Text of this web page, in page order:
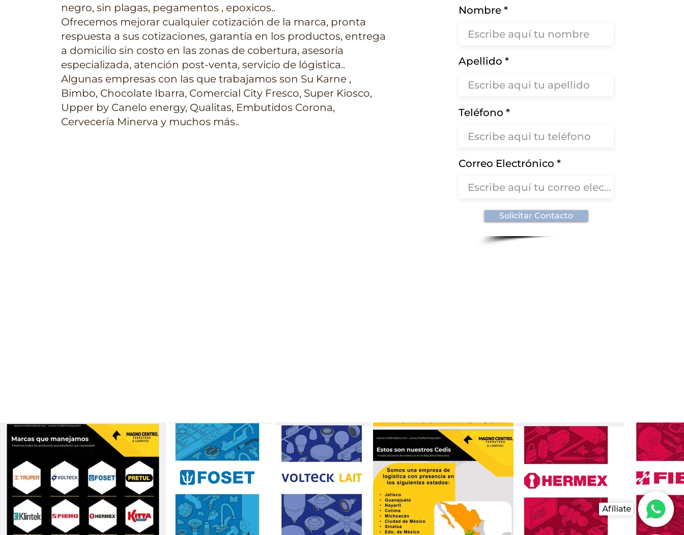
negro, sin plagas, pegamentos , epoxicos..
Ofrecemos mejorar cualquier cotización de la marca, pronta
respuesta a sus cotizaciones, garantía en los productos, entrega
a domicilio sin costo en las zonas de cobertura, asesoría
especializada, atención post-venta, servicio de lógistica..
Algunas empresas con las que trabajamos son Su Karne ,
Bimbo, Chocolate Ibarra, Comercial City Fresco, Super Kiosco,
Upper by Canelo energy, Qualitas, Embutidos Corona,
Cervecería Minerva y muchos más..
Nombre
Apellido
Teléfono
Correo Electrónico
Solicitar Contacto